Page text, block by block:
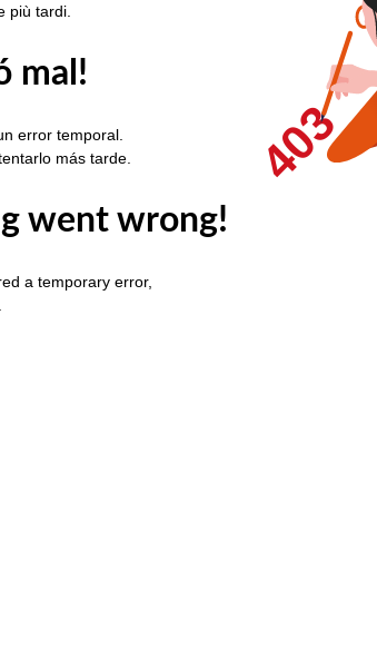
più tardi.
mal!
error temporal.
más tarde.
went wrong!
a temporary error,
403